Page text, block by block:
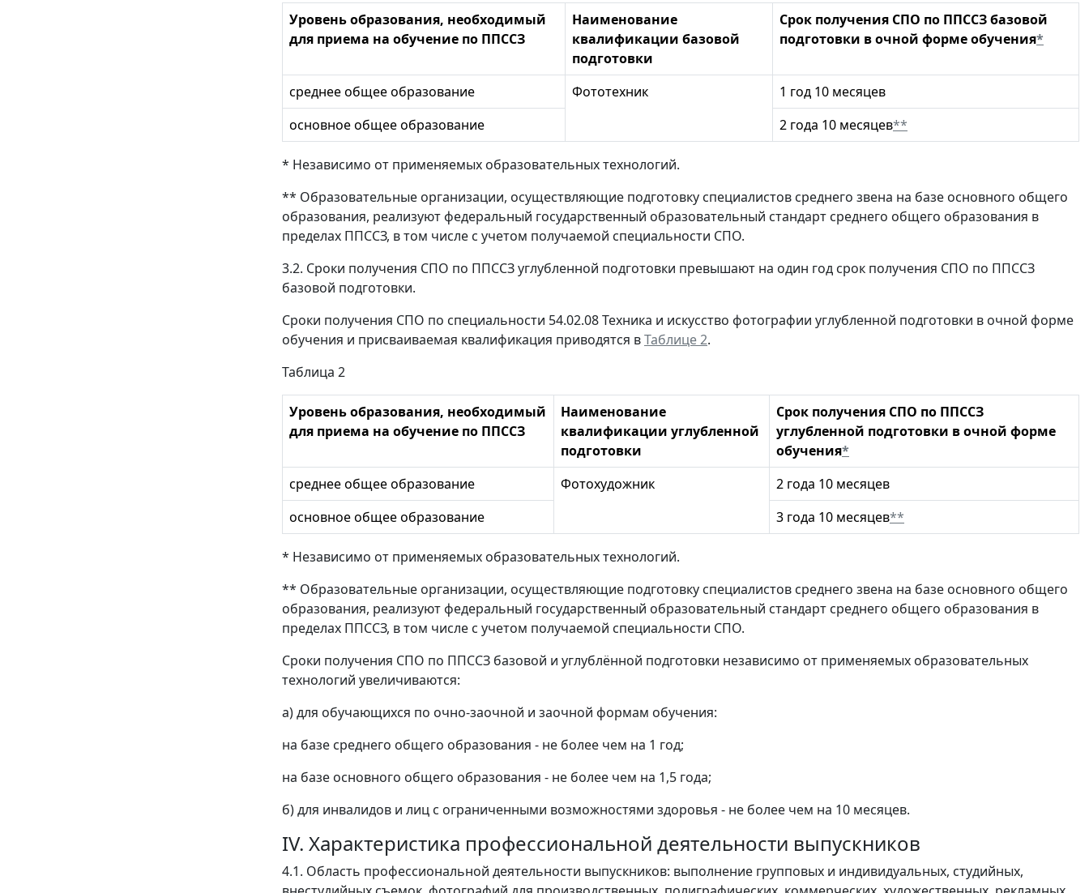
Уровень образования, необходимый
для приема на обучение по ППССЗ
Наименование
квалификации базовой
подготовки
Срок получения СПО по ППССЗ базовой
подготовки в очной форме обучения*
среднее общее образование Фототехник
1 год 10 месяцев
основное общее образование
2 года 10 месяцев**
* Независимо от применяемых образовательных технологий.
** Образовательные организации, осуществляющие подготовку специалистов среднего звена на базе основного общего
образования, реализуют федеральный государственный образовательный стандарт среднего общего образования в
пределах ППССЗ, в том числе с учетом получаемой специальности СПО.
3.2. Сроки получения СПО по ППССЗ углубленной подготовки превышают на один год срок получения СПО по ППССЗ
базовой подготовки.
Сроки получения СПО по специальности 54.02.08 Техника и искусство фотографии углубленной подготовки в очной форме
обучения и присваиваемая квалификация приводятся вТаблице 2.
Таблица 2
Уровень образования, необходимый
для приема на обучение по ППССЗ
Наименование
квалификации углубленной
подготовки
Срок получения СПО по ППССЗ
углубленной подготовки в очной форме
обучения*
среднее общее образование
Фотохудожник
2 года 10 месяцев
основное общее образование
3 года 10 месяцев**
* Независимо от применяемых образовательных технологий.
** Образовательные организации, осуществляющие подготовку специалистов среднего звена на базе основного общего
образования, реализуют федеральный государственный образовательный стандарт среднего общего образования в
пределах ППССЗ, в том числе с учетом получаемой специальности СПО.
Сроки получения СПО по ППССЗ базовой и углублённой подготовки независимо от применяемых образовательных
технологий увеличиваются:
а) для обучающихся по очно-заочной и заочной формам обучения:
на базе среднего общего образования - не более чем на 1 год;
на базе основного общего образования - не более чем на 1,5 года;
б) для инвалидов и лиц с ограниченными возможностями здоровья - не более чем на 10 месяцев.
IV. Характеристика профессиональной деятельности выпускников
4.1. Область профессиональной деятельности выпускников: выполнение групповых и индивидуальных, студийных,